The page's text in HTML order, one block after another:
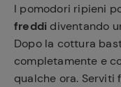
I pomodori ripieni
freddi diventando
Dopo la cottura
completamente e
qualche ora.